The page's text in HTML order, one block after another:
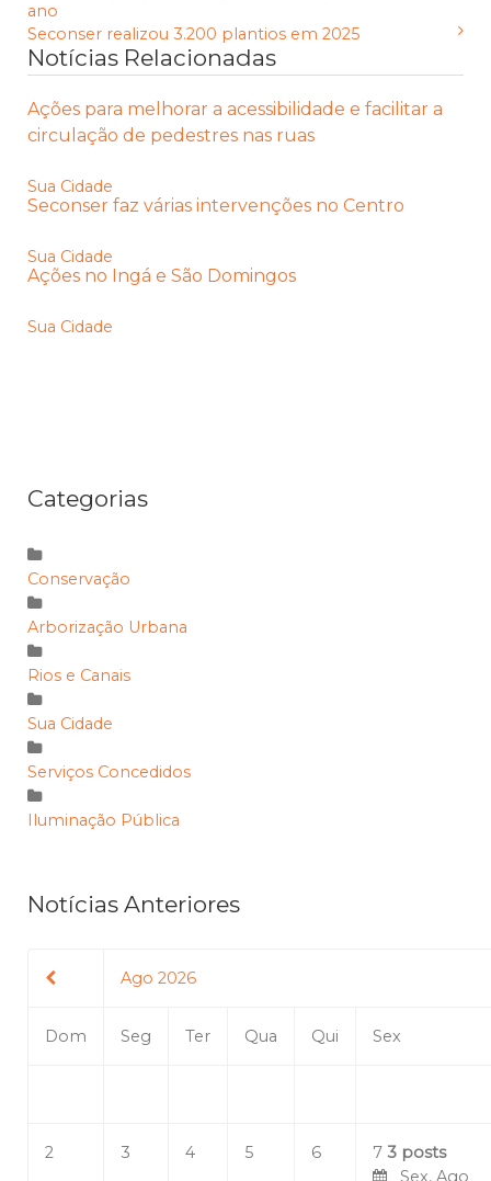
ano
Seconser realizou 3.200 plantios em 2025
Notícias Relacionadas
Ações para melhorar a acessibilidade e facilitar a
circulação de pedestres nas ruas
Sua Cidade
Seconser faz várias intervenções no Centro
Sua Cidade
Ações no Ingá e São Domingos
Sua Cidade
Categorias
Conservação
Arborização Urbana
Rios e Canais
Sua Cidade
Serviços Concedidos
Iluminação Pública
Notícias Anteriores
Ago 2026
Dom Seg Ter Qua Qui Sex
2 3 4 5 6 7 3 posts
Sex, Ago